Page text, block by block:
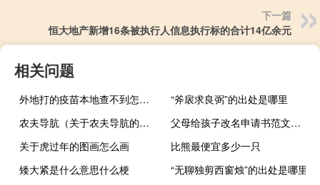
下一篇
恒大地产新增16条被执行人信息执行标的合计14亿余元
相关问题
外地打的疫苗本地查不到怎么办（疫苗在外地打的怎么在本地查不着）
“斧扆求良弼”的出处是哪里
农夫导肮（关于农夫导肮的介绍）
父母给孩子改名申请书范文（改名申请书范文）
关于虎过年的图画怎么画
比熊最便宜多少一只
矮大紧是什么意思什么梗
“无聊独剪西窗烛”的出处是哪里